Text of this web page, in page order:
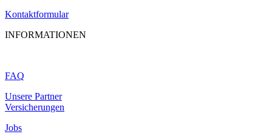
Kontaktformular
INFORMATIONEN
FAQ
Unsere Partner
Versicherungen
Jobs